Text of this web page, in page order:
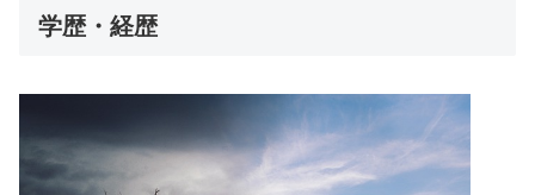
学歴・経歴